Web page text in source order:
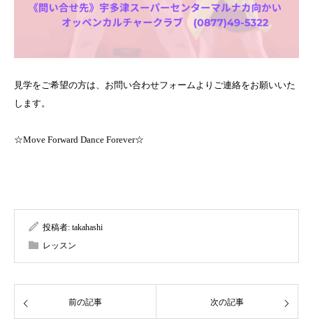
見学をご希望の方は、お問い合わせフォームよりご連絡をお願いいた
します。
☆Move Forward Dance Forever☆
投稿者: takahashi
レッスン
前の記事 次の記事